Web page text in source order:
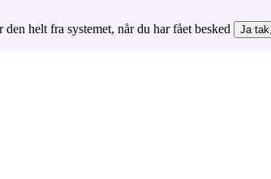
helt fra systemet, når du har fået besked Ja